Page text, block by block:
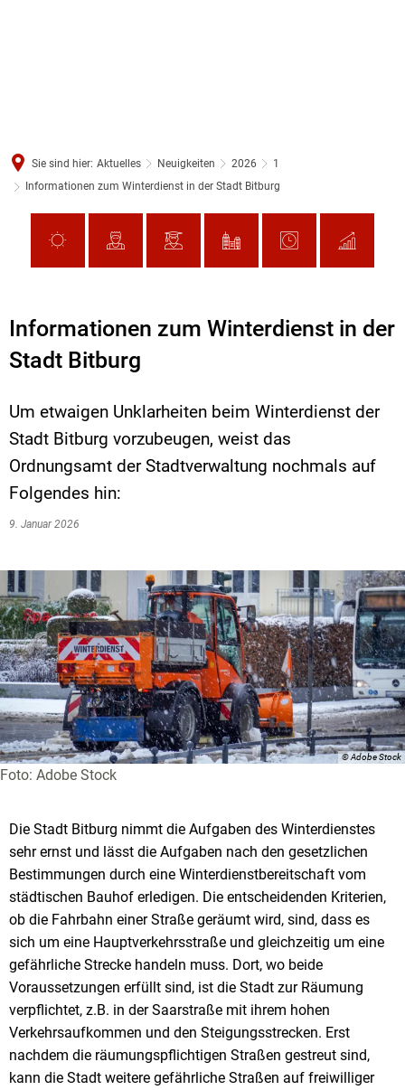
Sie sind hier: Aktuelles Neuigkeiten 2026
1
Informationen zum Winterdienst in der Stadt Bitburg
Informationen zum Winterdienst in der
Stadt Bitburg
Um etwaigen Unklarheiten beim Winterdienst der
Stadt Bitburg vorzubeugen, weist das
Ordnungsamt der Stadtverwaltung nochmals auf
Folgendes hin:
9. Januar 2026
© Adobe Stock
Foto: Adobe Stock
Die Stadt Bitburg nimmt die Aufgaben des Winterdienstes
sehr ernst und lässt die Aufgaben nach den gesetzlichen
Bestimmungen durch eine Winterdienstbereitschaft vom
städtischen Bauhof erledigen. Die entscheidenden Kriterien,
ob die Fahrbahn einer Straße geräumt wird, sind, dass es
sich um eine Hauptverkehrsstraße und gleichzeitig um eine
gefährliche Strecke handeln muss. Dort, wo beide
Voraussetzungen erfüllt sind, ist die Stadt zur Räumung
verpflichtet, z.B. in der Saarstraße mit ihrem hohen
Verkehrsaufkommen und den Steigungsstrecken. Erst
nachdem die räumungspflichtigen Straßen gestreut sind,
kann die Stadt weitere gefährliche Straßen auf freiwilliger